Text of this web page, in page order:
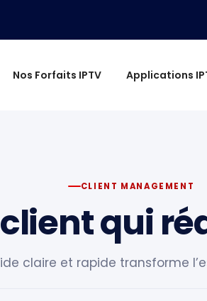
Nos Forfaits IPTV Applications
CLIENT MANAGEMENT
qui
claire et rapide transforme